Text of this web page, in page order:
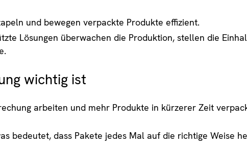
und bewegen verpackte Produkte effizient.
Lösungen überwachen die Produktion, stellen die
wichtig ist
arbeiten und mehr Produkte in kürzerer Zeit
bedeutet, dass Pakete jedes Mal auf die richtige Weise